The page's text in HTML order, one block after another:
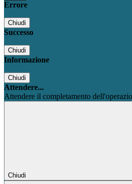
Errore
Chiudi
Successo
Chiudi
Informazione
Chiudi
Attendere...
Attendere il completamento
Chiudi